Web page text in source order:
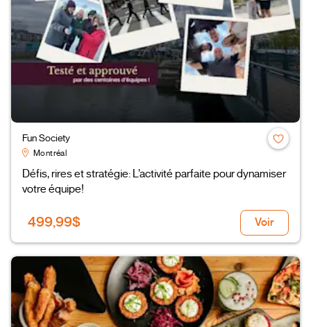
Fun Society
Montréal
Défis, rires et stratégie: L’activité parfaite pour dynamiser
votre équipe!
499,99$ Voir